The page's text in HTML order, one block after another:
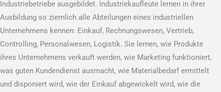
Industriebetriebe ausgebildet. Industriekaufleute lernen in ihrer
Ausbildung so ziemlich alle Abteilungen eines industriellen
Unternehmens kennen: Einkauf, Rechnungswesen, Vertrieb,
Controlling, Personalwesen, Logistik. Sie lernen, wie Produkte
ihres Unternehmens verkauft werden, wie Marketing funktioniert,
was guten Kundendienst ausmacht, wie Materialbedarf ermittelt
und disponiert wird, wie der Einkauf abgewickelt wird, wie die